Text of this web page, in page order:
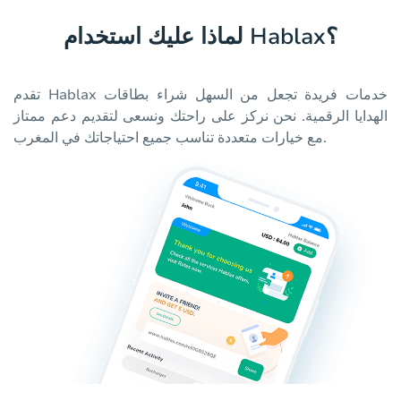
لماذا عليك استخدام Hablax؟
تقدم Hablax خدمات فريدة تجعل من السهل شراء بطاقات
الهدايا الرقمية. نحن نركز على راحتك ونسعى لتقديم دعم ممتاز
مع خيارات متعددة تناسب جميع احتياجاتك في المغرب.